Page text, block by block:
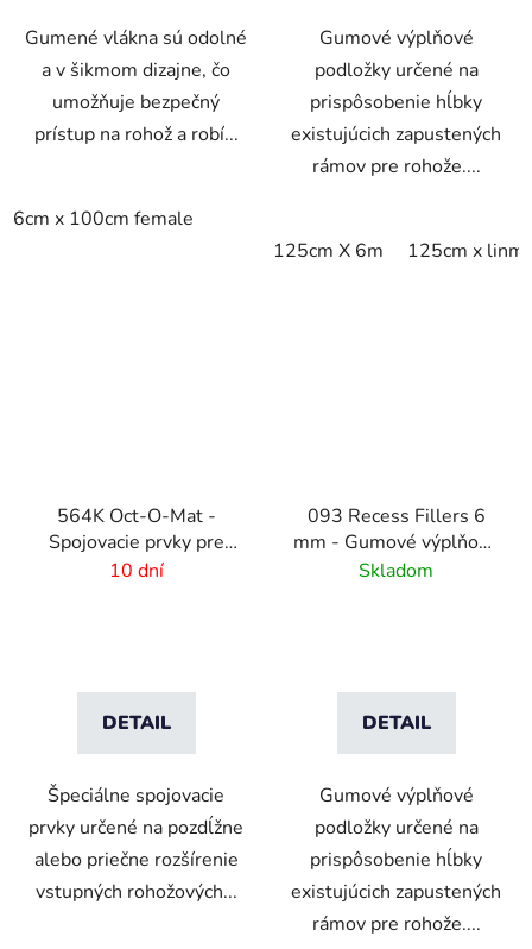
Gumené vlákna sú odolné
a v šikmom dizajne, čo
umožňuje bezpečný
prístup na rohož a robí...
6cm x 100cm female
Gumové výplňové
podložky určené na
prispôsobenie hĺbky
existujúcich zapustených
rámov pre rohože....
125cm X 6m 125cm x linm
564K Oct-O-Mat -
Spojovacie prvky pre
rohožové systémy
10 dní
DETAIL
Špeciálne spojovacie
prvky určené na pozdĺžne
alebo priečne rozšírenie
vstupných rohožových...
093 Recess Fillers 6
mm - Gumové výplňové
podložky
Skladom
DETAIL
Gumové výplňové
podložky určené na
prispôsobenie hĺbky
existujúcich zapustených
rámov pre rohože....